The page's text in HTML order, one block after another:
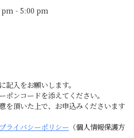
pm - 5:00 pm
記入をお願いします。
ポンコードを添えてください。
を頂いた上で、お申込みくださいます
プライバシーポリシー （個人情報保護方